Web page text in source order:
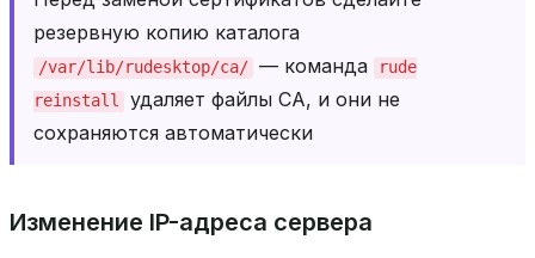
резервную копию каталога
/var/lib/rudesktop/ca/ — команда
rude
reinstall
удаляет файлы CA, и они не
сохраняются автоматически
Изменение IP-адреса сервера